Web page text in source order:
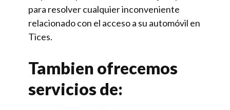
para resolver cualquier inconveniente
relacionado con el acceso a su automóvil en
Tices.
Tambien ofrecemos
servicios de: